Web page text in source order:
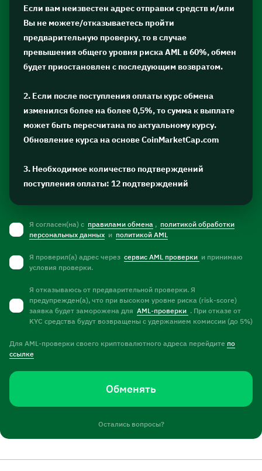
Если вам неизвестен адрес отправки средств и/или
Вы не можете/отказываетесь пройти
предварительную проверку, то в случае
превышения общего уровня риска AML в 60%, обмен
будет приостановлен с последующим возвратом.
2. Если после поступления оплаты курс обмена
изменился более на более 0,5%, то сумма к выплате
может быть пересчитана по актуальному курсу.
Обновление курса на основе CoinMarketCap.com
3. Необходимое количество подтверждений
поступления оплаты: 12 подтверждений
Я согласен(на) с правилами обмена , политикой обработки
персональных данных и политикой AML
Я проверил(а) адрес через сервис AML проверки и принимаю
условия проверки.
Я отказываюсь от предварительной проверки. Я
предупрежден(а), что при высоком уровне риска (risk-score)
заявка будет заморожена для AML-проверки . При отказе от
KYC средства будут возвращены с удержанием комиссии (до 5%)
Для AML-проверки своего криптовалютного адреса перейдите по
ссылке
Обменять
Остались вопросы?